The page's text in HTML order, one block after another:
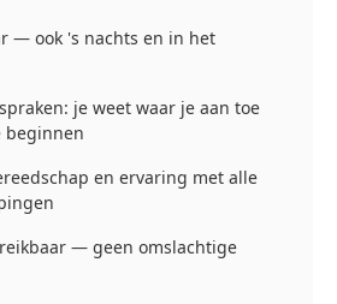
— ook 's nachts en in het
je weet waar je aan toe
beginnen
en ervaring met alle
— geen omslachtige